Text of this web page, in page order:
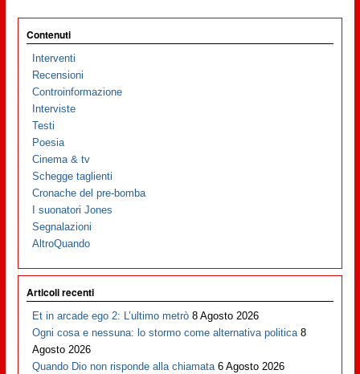
Contenuti
Interventi
Recensioni
Controinformazione
Interviste
Testi
Poesia
Cinema & tv
Schegge taglienti
Cronache del pre-bomba
I suonatori Jones
Segnalazioni
AltroQuando
Articoli recenti
Et in arcade ego 2: L’ultimo metrò 8 Agosto 2026
Ogni cosa e nessuna: lo stormo come alternativa politica 8
Agosto 2026
Quando Dio non risponde alla chiamata 6 Agosto 2026